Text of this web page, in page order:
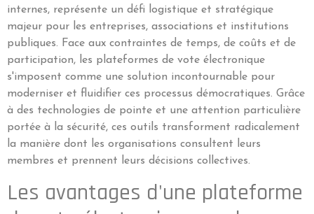
internes, représente un défi logistique et stratégique
majeur pour les entreprises, associations et institutions
publiques. Face aux contraintes de temps, de coûts et de
participation, les plateformes de vote électronique
s'imposent comme une solution incontournable pour
moderniser et fluidifier ces processus démocratiques. Grâce
à des technologies de pointe et une attention particulière
portée à la sécurité, ces outils transforment radicalement
la manière dont les organisations consultent leurs
membres et prennent leurs décisions collectives.
Les avantages d'une plateforme